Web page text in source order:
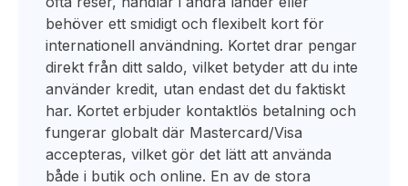
behöver ett smidigt och flexibelt kort för
internationell användning. Kortet drar pengar
direkt från ditt saldo, vilket betyder att du inte
använder kredit, utan endast det du faktiskt
har. Kortet erbjuder kontaktlös betalning och
fungerar globalt där Mastercard/Visa
accepteras, vilket gör det lätt att använda
både i butik och online. En av de stora